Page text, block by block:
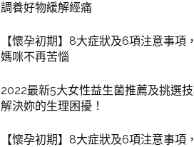
調養好物緩解經痛
【懷孕初期】8大症狀及6項注意事項
媽咪不再苦惱
2022最新5大女性益生菌推薦及挑選
解決妳的生理困擾！
【懷孕初期】8大症狀及6項注意事項